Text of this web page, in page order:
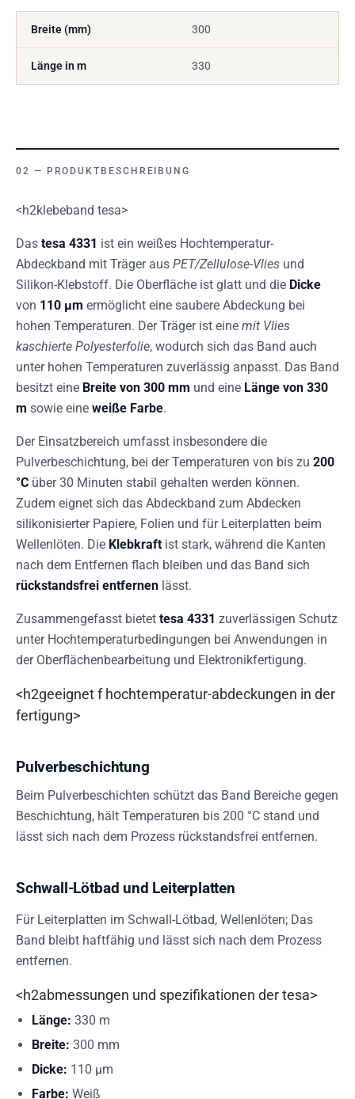
Breite (mm) 300
Länge in m 330
PRODUKTBESCHREIBUNG
<h2klebeband tesa>
Das tesa 4331 ist ein weißes Hochtemperatur-
Abdeckband mit Träger aus PET/Zellulose-Vlies und
Silikon-Klebstoff. Die Oberfläche ist glatt und die Dicke
von 110 µm ermöglicht eine saubere Abdeckung bei
hohen Temperaturen. Der Träger ist eine mit Vlies
kaschierte Polyesterfolie, wodurch sich das Band auch
unter hohen Temperaturen zuverlässig anpasst. Das Band
besitzt eine Breite von 300 mm und eine Länge von 330
m sowie eine weiße Farbe.
Der Einsatzbereich umfasst insbesondere die
Pulverbeschichtung, bei der Temperaturen von bis zu 200
°C über 30 Minuten stabil gehalten werden können.
Zudem eignet sich das Abdeckband zum Abdecken
silikonisierter Papiere, Folien und für Leiterplatten beim
Wellenlöten. Die Klebkraft ist stark, während die Kanten
nach dem Entfernen flach bleiben und das Band sich
rückstandsfrei entfernen lässt.
Zusammengefasst bietet tesa 4331 zuverlässigen Schutz
unter Hochtemperaturbedingungen bei Anwendungen in
der Oberflächenbearbeitung und Elektronikfertigung.
<h2geeignet f hochtemperatur-abdeckungen in der
fertigung>
Pulverbeschichtung
Beim Pulverbeschichten schützt das Band Bereiche gegen
Beschichtung, hält Temperaturen bis 200 °C stand und
lässt sich nach dem Prozess rückstandsfrei entfernen.
Schwall-Lötbad und Leiterplatten
Für Leiterplatten im Schwall-Lötbad, Wellenlöten; Das
Band bleibt haftfähig und lässt sich nach dem Prozess
entfernen.
<h2abmessungen und spezifikationen der tesa>
Länge: 330 m
Breite: 300 mm
Dicke: 110 µm
Farbe: Weiß